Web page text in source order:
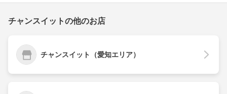
チャンスイットの他のお店
チャンスイット（愛知エリア）